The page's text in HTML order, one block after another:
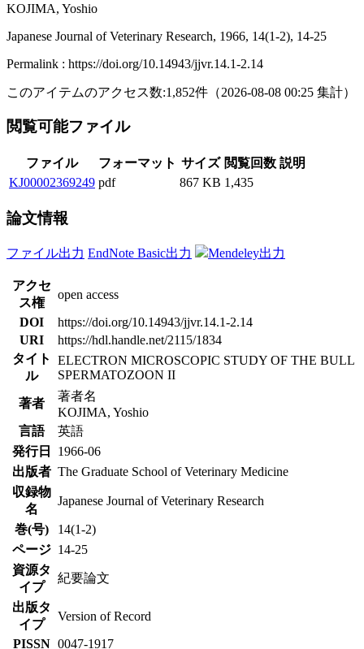
KOJIMA, Yoshio
Japanese Journal of Veterinary Research, 1966, 14(1-2), 14-25
Permalink : https://doi.org/10.14943/jjvr.14.1-2.14
このアイテムのアクセス数:1,852件 （2026-08-08 00:25 集計）
閲覧可能ファイル
ファイル フォーマット サイズ 閲覧回数 説明
KJ00002369249 pdf 867 KB 1,435
論文情報
ファイル出力 EndNote Basic出力 Mendeley出力
アクセ
ス権
open access
DOI
https://doi.org/10.14943/jjvr.14.1-2.14
URI
https://hdl.handle.net/2115/1834
タイト
ル
ELECTRON MICROSCOPIC STUDY OF THE BULL
SPERMATOZOON II
著者
著者名
KOJIMA, Yoshio
言語
英語
発行日
1966-06
出版者 The Graduate School of Veterinary Medicine
収録物
名
Japanese Journal of Veterinary Research
巻(号)
14(1-2)
ページ 14-25
資源タ
イプ
紀要論文
出版タ
イプ
Version of Record
PISSN 0047-1917